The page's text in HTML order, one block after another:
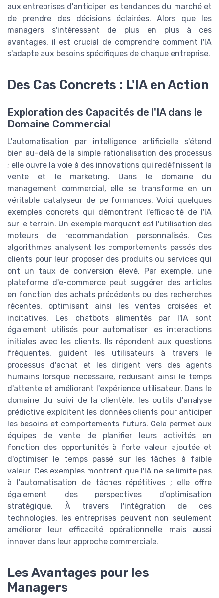
aux entreprises d'anticiper les tendances du marché et
de prendre des décisions éclairées. Alors que les
managers s'intéressent de plus en plus à ces
avantages, il est crucial de comprendre comment l'IA
s'adapte aux besoins spécifiques de chaque entreprise.
Des Cas Concrets : L'IA en Action
Exploration des Capacités de l'IA dans le
Domaine Commercial
L'automatisation par intelligence artificielle s'étend
bien au-delà de la simple rationalisation des processus
; elle ouvre la voie à des innovations qui redéfinissent la
vente et le marketing. Dans le domaine du
management commercial, elle se transforme en un
véritable catalyseur de performances. Voici quelques
exemples concrets qui démontrent l'efficacité de l'IA
sur le terrain. Un exemple marquant est l'utilisation des
moteurs de recommandation personnalisés. Ces
algorithmes analysent les comportements passés des
clients pour leur proposer des produits ou services qui
ont un taux de conversion élevé. Par exemple, une
plateforme d'e-commerce peut suggérer des articles
en fonction des achats précédents ou des recherches
récentes, optimisant ainsi les ventes croisées et
incitatives. Les chatbots alimentés par l'IA sont
également utilisés pour automatiser les interactions
initiales avec les clients. Ils répondent aux questions
fréquentes, guident les utilisateurs à travers le
processus d'achat et les dirigent vers des agents
humains lorsque nécessaire, réduisant ainsi le temps
d'attente et améliorant l'expérience utilisateur. Dans le
domaine du suivi de la clientèle, les outils d'analyse
prédictive exploitent les données clients pour anticiper
les besoins et comportements futurs. Cela permet aux
équipes de vente de planifier leurs activités en
fonction des opportunités à forte valeur ajoutée et
d'optimiser le temps passé sur les tâches à faible
valeur. Ces exemples montrent que l'IA ne se limite pas
à l'automatisation de tâches répétitives ; elle offre
également des perspectives d'optimisation
stratégique. À travers l'intégration de ces
technologies, les entreprises peuvent non seulement
améliorer leur efficacité opérationnelle mais aussi
innover dans leur approche commerciale.
Les Avantages pour les
Managers